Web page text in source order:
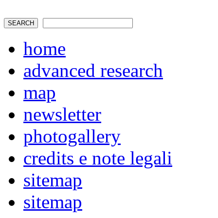
home
advanced research
map
newsletter
photogallery
credits e note legali
sitemap
sitemap